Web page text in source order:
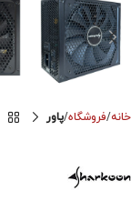
خانه فروشگاه پاور